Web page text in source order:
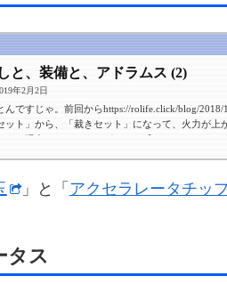
と、装備と、アドラムス (2)
年2月2日
んですじゃ。前回からhttps://rolife.click/blog/2018/
ット」から、「裁きセット」になって、火力が上
タス現在のステータスがこんな感じ。Str 1+16Agi
しさの欠片」鎧：「エクセリオンスーツ ＜A-
「+9 スピードスター ホーリーステッキ 」盾：「
」と「 アクセラレータチッ
タス